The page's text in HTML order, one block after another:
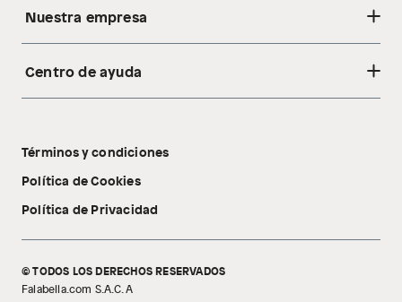
Nuestra empresa
Acerca de nosotros
Tecnología Pillow Walk
Centro de ayuda
Libro de reclamaciones
Términos y condiciones
Política de Cookies
Política de Privacidad
© TODOS LOS DERECHOS RESERVADOS
Falabella.com S.A.C. A